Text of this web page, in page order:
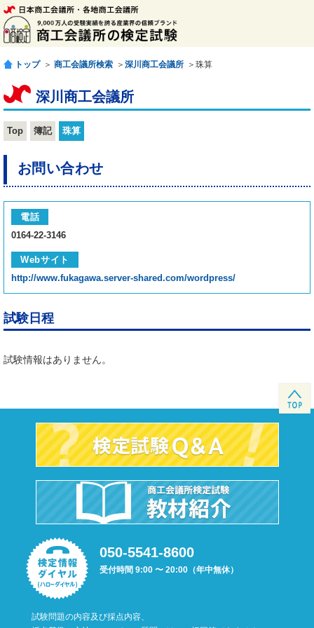
トップ ＞ 商工会議所検索 ＞ 深川商工会議所 ＞珠算
深川商工会議所
Top 簿記 珠算
お問い合わせ
電話
0164-22-3146
Webサイト
http://www.fukagawa.server-shared.com/wordpress/
試験日程
試験情報はありません。
050-5541-8600
受付時間 9:00 〜 20:00（年中無休）
試験問題の内容及び採点内容、